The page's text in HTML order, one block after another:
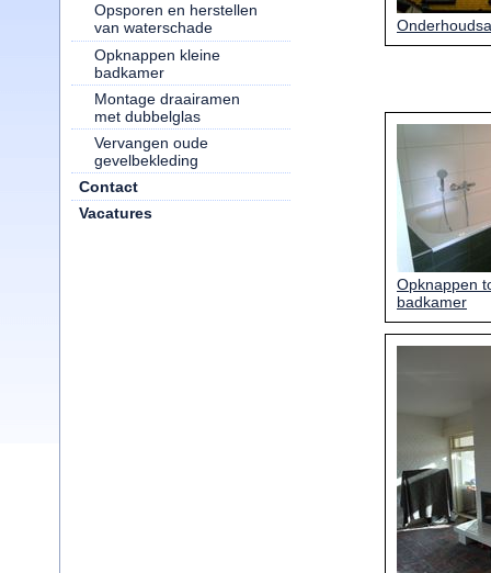
Opsporen en herstellen
van waterschade
Opknappen kleine
badkamer
Montage draairamen
met dubbelglas
Vervangen oude
gevelbekleding
Contact
Vacatures
Opknappen
badkamer